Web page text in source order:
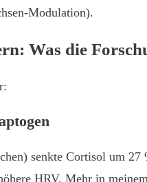
Modulation).
Was die
senkte Cortisol um
HRV. Mehr in